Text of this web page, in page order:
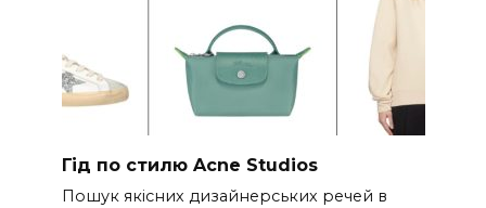
Гід по стилю Acne Studios
Пошук якісних дизайнерських речей в